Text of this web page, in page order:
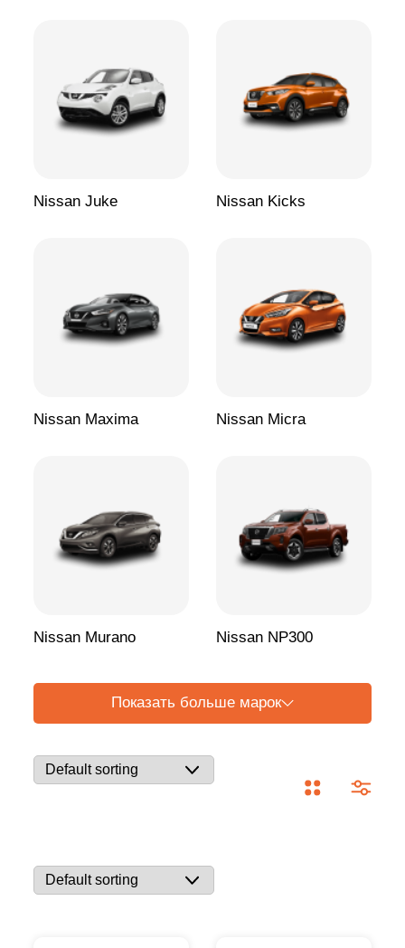
Nissan Juke Nissan Kicks
Nissan Maxima Nissan Micra
Nissan Murano Nissan NP300
Показать больше марок